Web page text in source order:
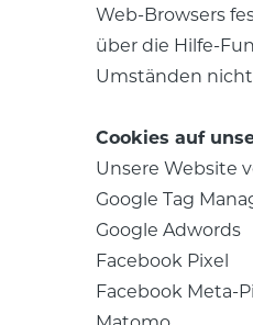
Web-Browsers
über die Hilfe-
Umständen
Cookies auf
Unsere Website
Google Tag
Google Adwords
Facebook Pixel
Facebook Meta-